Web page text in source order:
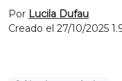
Por Lucila Dufau
Creado el 27/10/2025